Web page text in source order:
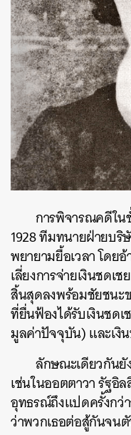
การพิจารณคดีใน
1928 ทีมทนายฝ่ายบริ
พยายามยื้อเวลา โดย
เลี่ยงการจ่ายเงินชดเ
สิ้นสุดลงพร้อมชัยชนะข
ที่ยื่นฟ้องได้รับเงินชด
มูลค่าปัจจุบัน) และเ
ลักษณะเดียวกันยั
เช่นในออตตาวา รัฐ
อุทธรณ์ถึงแปดครั้งกว่
ว่าพวกเธอต่อสู้กันจน